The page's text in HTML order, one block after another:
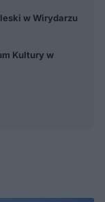
w Wirydarzu
Kultury w